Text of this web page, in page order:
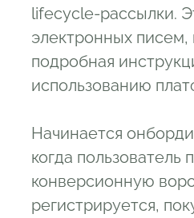
lifecycle-рассылки.
электронных писем,
подробная
использованию
Начинается
когда пользователь
конверсионную
регистрируется,